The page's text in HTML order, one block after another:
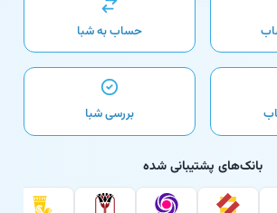
حساب به شبا
بررسی شبا
بانک‌های پشتیبانی شده